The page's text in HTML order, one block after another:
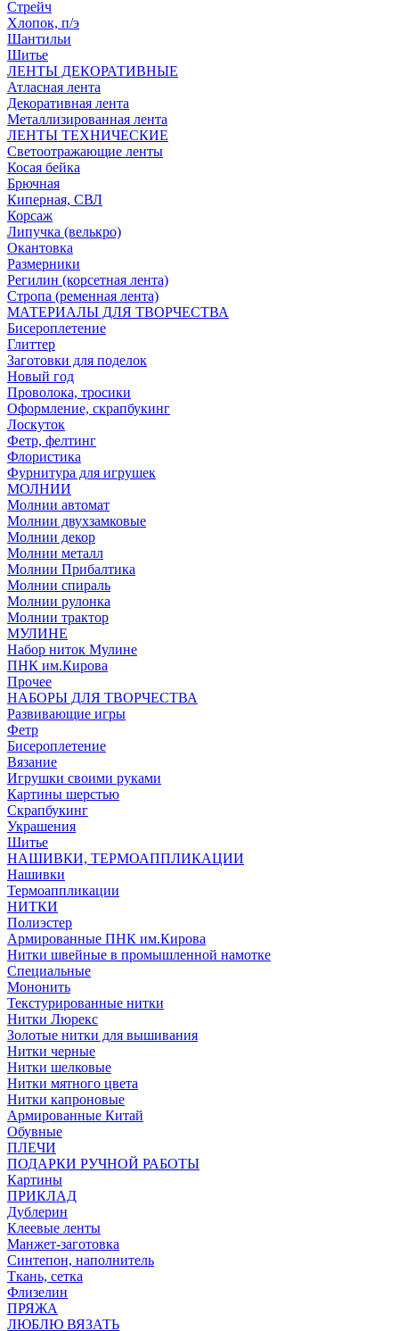
Стрейч
Хлопок, п/э
Шантильи
Шитье
ЛЕНТЫ ДЕКОРАТИВНЫЕ
Атласная лента
Декоративная лента
Металлизированная лента
ЛЕНТЫ ТЕХНИЧЕСКИЕ
Светоотражающие ленты
Косая бейка
Брючная
Киперная, СВЛ
Корсаж
Липучка (велькро)
Окантовка
Размерники
Регилин (корсетная лента)
Стропа (ременная лента)
МАТЕРИАЛЫ ДЛЯ ТВОРЧЕСТВА
Бисероплетение
Глиттер
Заготовки для поделок
Новый год
Проволока, тросики
Оформление, скрапбукинг
Лоскуток
Фетр, фелтинг
Флористика
Фурнитура для игрушек
МОЛНИИ
Молнии автомат
Молнии двухзамковые
Молнии декор
Молнии металл
Молнии Прибалтика
Молнии спираль
Молнии рулонка
Молнии трактор
МУЛИНЕ
Набор ниток Мулине
ПНК им.Кирова
Прочее
НАБОРЫ ДЛЯ ТВОРЧЕСТВА
Развивающие игры
Фетр
Бисероплетение
Вязание
Игрушки своими руками
Картины шерстью
Скрапбукинг
Украшения
Шитье
НАШИВКИ, ТЕРМОАППЛИКАЦИИ
Нашивки
Термоаппликации
НИТКИ
Полиэстер
Армированные ПНК им.Кирова
Нитки швейные в промышленной намотке
Специальные
Мононить
Текстурированные нитки
Нитки Люрекс
Золотые нитки для вышивания
Нитки черные
Нитки шелковые
Нитки мятного цвета
Нитки капроновые
Армированные Китай
Обувные
ПЛЕЧИ
ПОДАРКИ РУЧНОЙ РАБОТЫ
Картины
ПРИКЛАД
Дублерин
Клеевые ленты
Манжет-заготовка
Синтепон, наполнитель
Ткань, сетка
Флизелин
ПРЯЖА
ЛЮБЛЮ ВЯЗАТЬ